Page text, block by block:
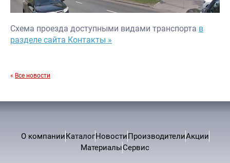
Схема проезда доступными видами транспорта в
разделе сайта Контакты »
« Все новости
О компанииКаталогНовостиПроизводителиАкции
МатериалыСервис